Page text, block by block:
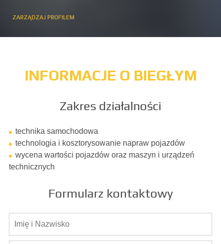
ZARZĄDZAJ PROFILEM
INFORMACJE O BIEGŁYM
Zakres działalności
technika samochodowa
technologia i kosztorysowanie napraw pojazdów
wycena wartości pojazdów oraz maszyn i urządzeń
technicznych
Formularz kontaktowy